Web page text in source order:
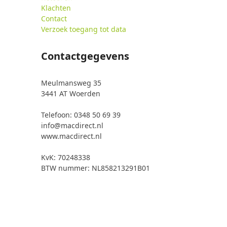
Klachten
Contact
Verzoek toegang tot data
Contactgegevens
Meulmansweg 35
3441 AT Woerden
Telefoon: 0348 50 69 39
info@macdirect.nl
www.macdirect.nl
KvK: 70248338
BTW nummer: NL858213291B01